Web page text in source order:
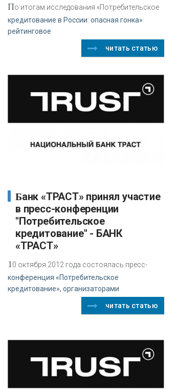
По итогам исследования «Потребительское
кредитование в России: опасная гонка»
рейтинговое
читать статью
Банк «ТРАСТ» принял участие
в пресс-конференции
"Потребительское
кредитование" - БАНК
«ТРАСТ»
1 0 октября 2012 года состоялась пресс-
конференция «Потребительское
кредитование», организаторами
читать статью